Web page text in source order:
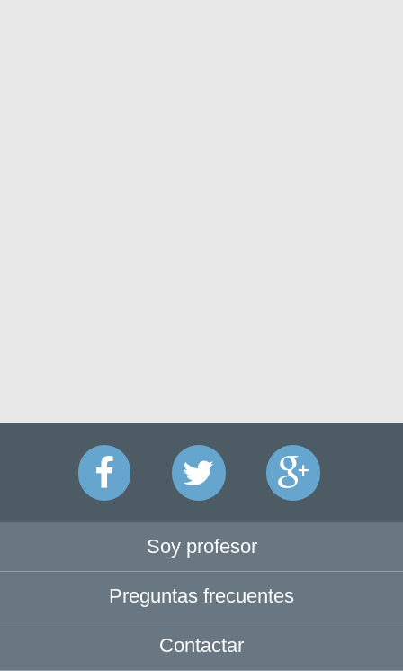
Soy profesor
Preguntas frecuentes
Contactar